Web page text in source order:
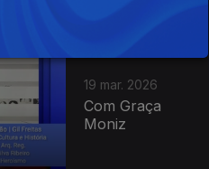
19 mar. 2026
Com Graça
Moniz